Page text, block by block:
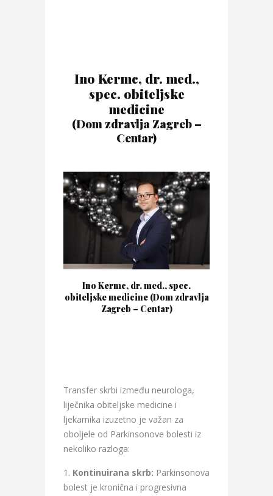
Ino Kermc, dr. med.,
spec. obiteljske
medicine
(Dom zdravlja Zagreb –
Centar)
Ino Kermc, dr. med., spec.
obiteljske medicine (Dom zdravlja
Zagreb – Centar)
Transfer skrbi između neurologa,
liječnika obiteljske medicine i
ljekarnika izuzetno je važan za
oboljele od Parkinsonove bolesti iz
nekoliko razloga:
Kontinuirana skrb: Parkinsonova
bolest je kronična i progresivna